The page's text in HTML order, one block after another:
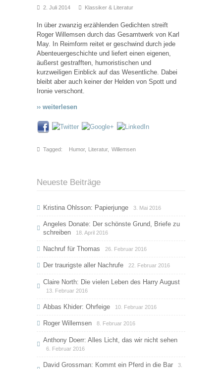
2. Juli 2014 Klassiker & Literatur
In über zwanzig erzählenden Gedichten streift
Roger Willemsen durch das Gesamtwerk von Karl
May. In Reimform reitet er geschwind durch jede
Abenteuergeschichte und liefert einen eigenen,
äußerst gestrafften, humoristischen und
kurzweiligen Einblick auf das Wesentliche. Dabei
bleibt aber auch keiner der Helden von Spott und
Ironie verschont.
›› weiterlesen
Tagged: Humor, Literatur, Willemsen
Neueste Beiträge
Kristina Ohlsson: Papierjunge 3. Mai 2016
Angeles Donate: Der schönste Grund, Briefe zu
schreiben
18. April 2016
Nachruf für Thomas 26. Februar 2016
Der traurigste aller Nachrufe 22. Februar 2016
Claire North: Die vielen Leben des Harry August
13. Februar 2016
Abbas Khider: Ohrfeige 10. Februar 2016
Roger Willemsen 8. Februar 2016
Anthony Doerr: Alles Licht, das wir nicht sehen
6. Februar 2016
David Grossman: Kommt ein Pferd in die Bar
3.